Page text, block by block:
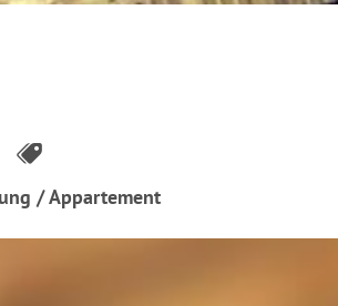
/ Appartement